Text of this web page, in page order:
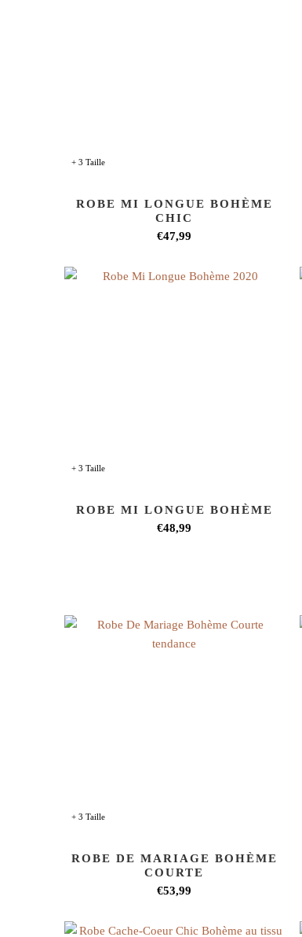
+ 3 Taille
ROBE MI LONGUE BOHÈME
CHIC
€47,99
+ 3 Taille
ROBE MI LONGUE BOHÈME
€48,99
+ 3 Taille
ROBE DE MARIAGE BOHÈME
COURTE
€53,99